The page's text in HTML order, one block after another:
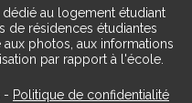
dédié au logement étudiant
de résidences étudiantes
photos, aux informations
par rapport à l'école.
- Politique de confidentialité